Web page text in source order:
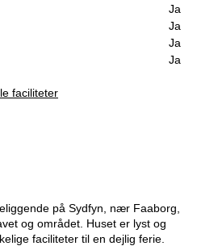
Ja
Ja
Ja
Ja
faciliteter
på Sydfyn, nær Faaborg,
og området. Huset er lyst og
faciliteter til en dejlig ferie.